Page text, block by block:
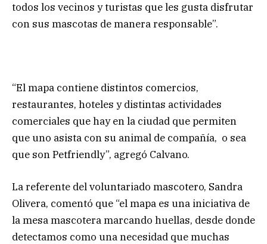
todos los vecinos y turistas que les gusta disfrutar
con sus mascotas de manera responsable”.
“El mapa contiene distintos comercios,
restaurantes, hoteles y distintas actividades
comerciales que hay en la ciudad que permiten
que uno asista con su animal de compañía, o sea
que son Petfriendly”, agregó Calvano.
La referente del voluntariado mascotero, Sandra
Olivera, comentó que “el mapa es una iniciativa de
la mesa mascotera marcando huellas, desde donde
detectamos como una necesidad que muchas